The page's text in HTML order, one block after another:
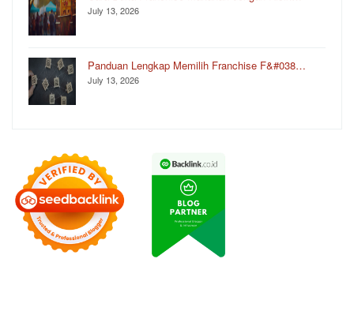
July 13, 2026
Panduan Lengkap Memilih Franchise F&#038…
July 13, 2026